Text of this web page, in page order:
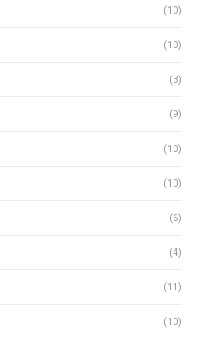
(10)
(10)
(3)
(9)
(10)
(10)
(6)
(4)
(11)
(10)